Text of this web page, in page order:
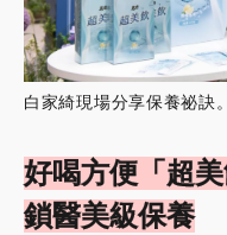
白家綺現場分享保養祕訣
好喝方便「超
鎖醫美級保養